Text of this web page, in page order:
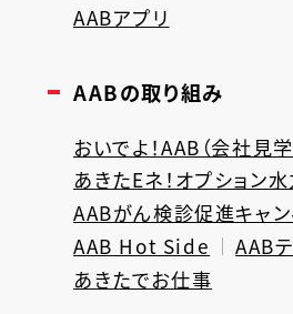
AABアプリ
AABの取り組み
おいでよ！AAB（会社見学
あきたEネ！オプション
AABがん検診促進キャ
AAB Hot Side
AAB
あきたでお仕事